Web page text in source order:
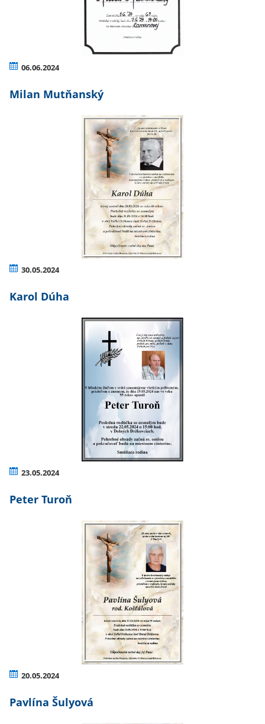
06.06.2024
Milan Mutňanský
30.05.2024
Karol Dúha
23.05.2024
Peter Turoň
20.05.2024
Pavlína Šulyová